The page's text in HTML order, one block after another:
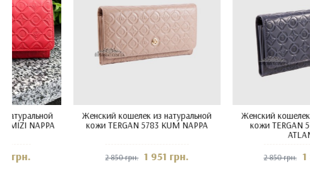
Женский кошелек из натуральной
кожи TERGAN 5783 BEJ NAPPA
2 101 грн.
Женский кошелек из натуральной
кожи TERGAN 5783 MAVI NAPPA
2 101 грн.